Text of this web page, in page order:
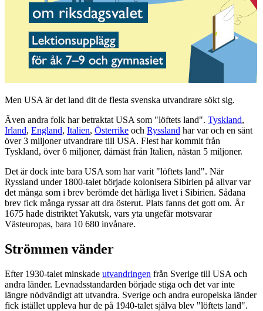
Men USA är det land dit de flesta svenska utvandrare sökt sig.
Även andra folk har betraktat USA som "löftets land". Tyskland,
Irland, England, Italien, Österrike och Ryssland har var och en sänt
över 3 miljoner utvandrare till USA. Flest har kommit från
Tyskland, över 6 miljoner, därnäst från Italien, nästan 5 miljoner.
Det är dock inte bara USA som har varit "löftets land". När
Ryssland under 1800-talet började kolonisera Sibirien på allvar var
det många som i brev berömde det härliga livet i Sibirien. Sådana
brev fick många ryssar att dra österut. Plats fanns det gott om. År
1675 hade distriktet Yakutsk, vars yta ungefär motsvarar
Västeuropas, bara 10 680 invånare.
Strömmen vänder
Efter 1930-talet minskade utvandringen från Sverige till USA och
andra länder. Levnadsstandarden började stiga och det var inte
längre nödvändigt att utvandra. Sverige och andra europeiska länder
fick istället uppleva hur de på 1940-talet själva blev "löftets land".